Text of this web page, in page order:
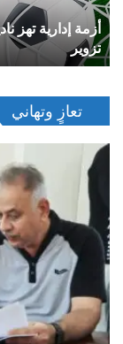
أزمة إدارية
تزوير
تعازٍ وتهاني